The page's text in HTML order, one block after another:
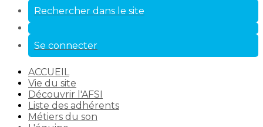
Rechercher dans le site
Se connecter
ACCUEIL
Vie du site
Découvrir l'AFSI
Liste des adhérents
Métiers du son